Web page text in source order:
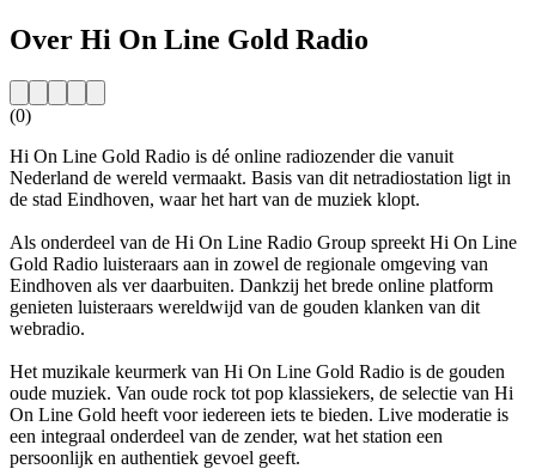
Over Hi On Line Gold Radio
(0)
Hi On Line Gold Radio is dé online radiozender die vanuit
Nederland de wereld vermaakt. Basis van dit netradiostation ligt in
de stad Eindhoven, waar het hart van de muziek klopt.
Als onderdeel van de Hi On Line Radio Group spreekt Hi On Line
Gold Radio luisteraars aan in zowel de regionale omgeving van
Eindhoven als ver daarbuiten. Dankzij het brede online platform
genieten luisteraars wereldwijd van de gouden klanken van dit
webradio.
Het muzikale keurmerk van Hi On Line Gold Radio is de gouden
oude muziek. Van oude rock tot pop klassiekers, de selectie van Hi
On Line Gold heeft voor iedereen iets te bieden. Live moderatie is
een integraal onderdeel van de zender, wat het station een
persoonlijk en authentiek gevoel geeft.